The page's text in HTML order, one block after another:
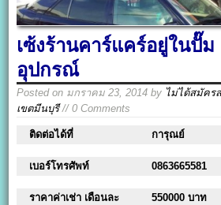
เซ้งร้านคาร์แคร์อยู่ในปั๊
อุปกรณ์
Posted on มกราคม 23, 2014 by ไม่ได้สมัคร
เขตมีนบุรี// 0 Comments
ติดต่อได้ที่ การุณย์
เบอร์โทรศัพท์ 0863665581
ราคาค่าเช่า เดือนละ 550000 บาท